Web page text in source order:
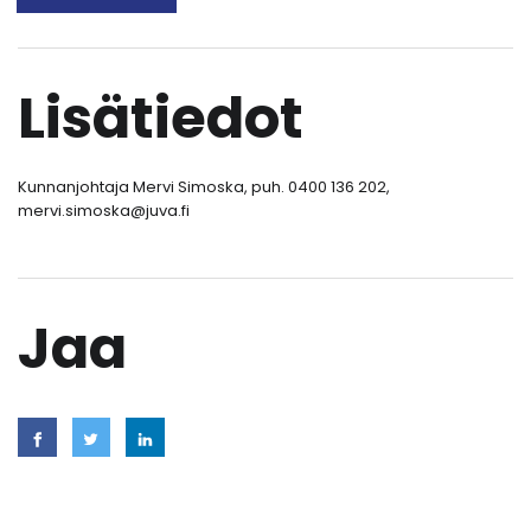
Lisätiedot
Kunnanjohtaja Mervi Simoska, puh. 0400 136 202,
mervi.simoska@juva.fi
Jaa